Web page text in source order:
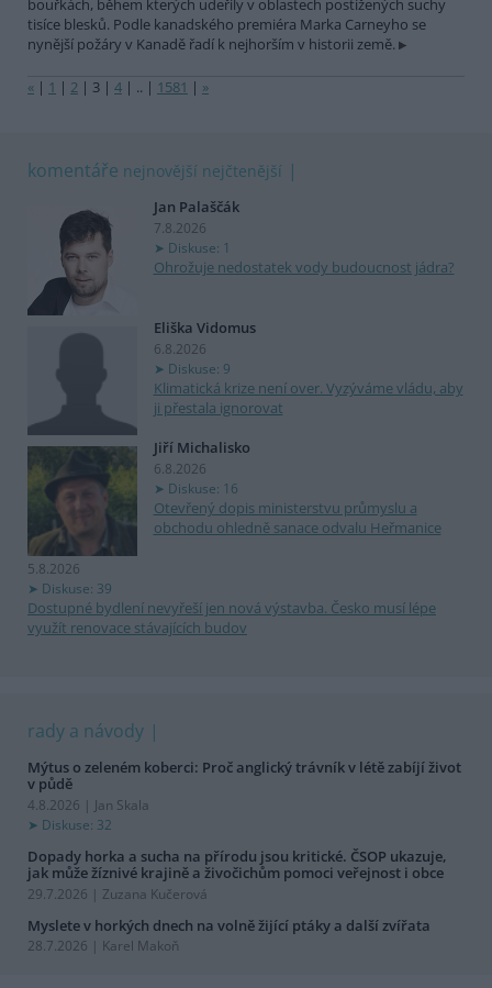
bouřkách, během kterých udeřily v oblastech postižených suchy
tisíce blesků. Podle kanadského premiéra Marka Carneyho se
nynější požáry v Kanadě řadí k nejhorším v historii země.
« | 1 | 2 | 3 | 4 | .. | 1581 | »
komentáře nejnovější nejčtenější
Jan Palaščák
7.8.2026
Diskuse: 1
Ohrožuje nedostatek vody budoucnost jádra?
Eliška Vidomus
6.8.2026
Diskuse: 9
Klimatická krize není over. Vyzýváme vládu, aby
ji přestala ignorovat
Jiří Michalisko
6.8.2026
Diskuse: 16
Otevřený dopis ministerstvu průmyslu a
obchodu ohledně sanace odvalu Heřmanice
5.8.2026
Diskuse: 39
Dostupné bydlení nevyřeší jen nová výstavba. Česko musí lépe
využít renovace stávajících budov
rady a návody
Mýtus o zeleném koberci: Proč anglický trávník v létě zabíjí život
v půdě
4.8.2026 | Jan Skala
Diskuse: 32
Dopady horka a sucha na přírodu jsou kritické. ČSOP ukazuje,
jak může žíznivé krajině a živočichům pomoci veřejnost i obce
29.7.2026 | Zuzana Kučerová
Myslete v horkých dnech na volně žijící ptáky a další zvířata
28.7.2026 | Karel Makoň